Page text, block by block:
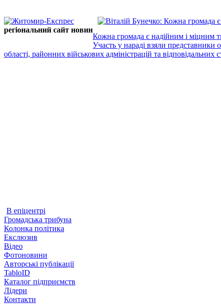
регіональний сайт новин
Кожна громада є надійним і міцним
Участь у нараді взяли представники
області, районних військових адміністрацій та відповідальних
В епіцентрі
Громадська трибуна
Колонка політика
Екслюзив
Відео
Фотоновини
Авторські публікації
TabloID
Каталог підприємств
Лідери
Контакти